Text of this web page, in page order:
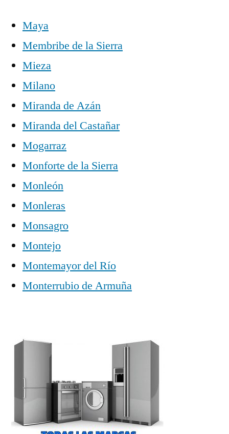
Maya
Membribe de la Sierra
Mieza
Milano
Miranda de Azán
Miranda del Castañar
Mogarraz
Monforte de la Sierra
Monleón
Monleras
Monsagro
Montejo
Montemayor del Río
Monterrubio de Armuña